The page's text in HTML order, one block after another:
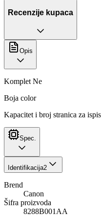
Recenzije kupaca
Opis
Komplet Ne
Boja color
Kapacitet i broj stranica za
Spec.
Identifikacija2
Brend
Canon
Šifra proizvoda
8288B001AA